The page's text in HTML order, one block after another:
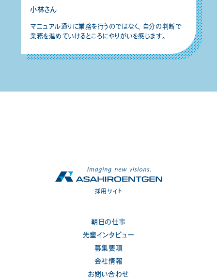
小林さん
マニュアル通りに業務を行うのではなく、自分の判断で
業務を進めていけるところにやりがいを感じます。
採用サイト
朝日の仕事
先輩インタビュー
募集要項
会社情報
お問い合わせ